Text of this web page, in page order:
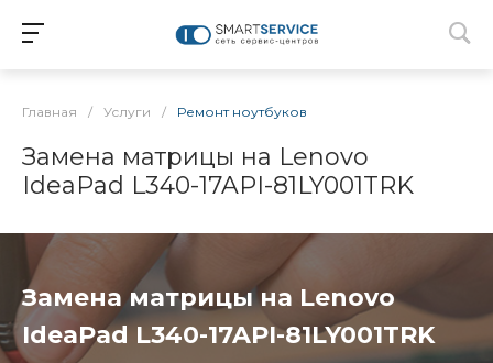
Главная / Услуги / Ремонт ноутбуков
Замена матрицы на Lenovo
IdeaPad L340-17API-81LY001TRK
Замена матрицы на Lenovo
IdeaPad L340-17API-81LY001TRK